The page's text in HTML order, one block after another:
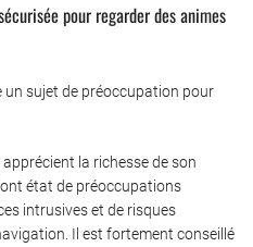
pour regarder des animes
un sujet de préoccupation pour
la richesse de son
état de préoccupations
intrusives et de risques
Il est fortement conseillé